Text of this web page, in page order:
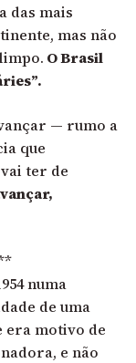
das mais
mas não
O Brasil
— rumo a
que
ter de
numa
de uma
era motivo de
e não